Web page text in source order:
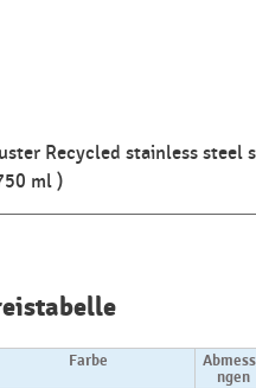
Recycled stainless steel
ml )
nákupe
predmetov
Farbe
ngen